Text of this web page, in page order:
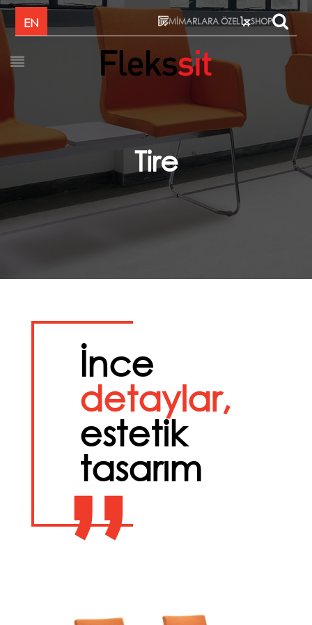
EN MİMARLARA ÖZEL SHOP
Tire
İnce
detaylar,
estetik
tasarım
”